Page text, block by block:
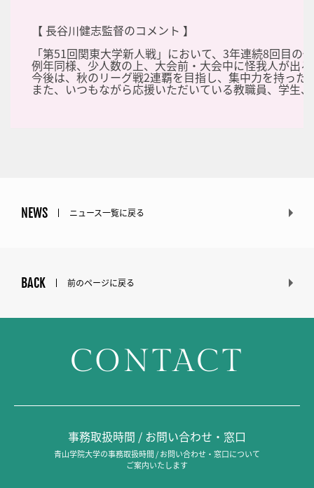
【 長谷川健志監督のコメント 】
「第51回関東大学新人戦」において、3年連続8回目の
例年同様、少人数の上、大会前・大会中に怪我人が出
今後は、秋のリーグ戦2連覇を目指し、集中力を持っ
また、いつもながら応援いただいている教職員、学生
NEWS ニュース一覧に戻る
BACK 前のページに戻る
CONTACT
事務取扱時間 / お問い合わせ・窓口
青山学院大学の事務取扱時間 / お問い合わせ・窓口について
ご案内いたします